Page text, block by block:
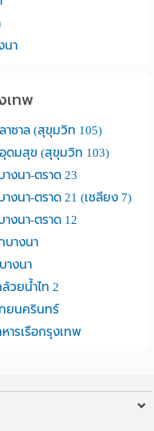
นา
เทพ
าซาล (สุขุมวิท 105)
ดมสุข (สุขุมวิท 103)
งนา-ตราด 23
งนา-ตราด 21 (เชลียง 7)
งนา-ตราด 12
บางนา
างนา
วยน้ำไท 2
ยนครินทร์
ารเรือกรุงเทพ